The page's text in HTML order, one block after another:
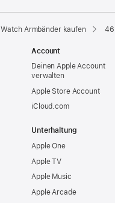
Watch Armbänder kaufen 46
Account
Deinen Apple Account
verwalten
Apple Store Account
iCloud.com
Unterhaltung
Apple One
Apple TV
Apple Music
Apple Arcade